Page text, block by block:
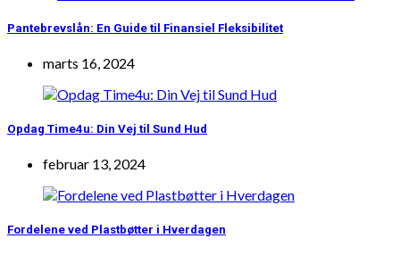
Pantebrevslån: En Guide til Finansiel Fleksibilitet
marts 16, 2024
Opdag Time4u: Din Vej til Sund Hud
februar 13, 2024
Fordelene ved Plastbøtter i Hverdagen